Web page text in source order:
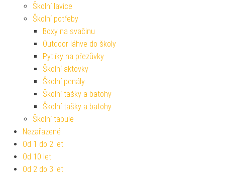
Školní lavice
Školní potřeby
Boxy na svačinu
Outdoor láhve do školy
Pytlíky na přezůvky
Školní aktovky
Školní penály
Školní tašky a batohy
Školní tašky a batohy
Školní tabule
Nezařazené
Od 1 do 2 let
Od 10 let
Od 2 do 3 let